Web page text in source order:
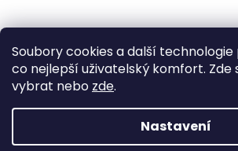
Soubory cookies a další
co nejlepší uživatelský komfort. Zde
vybrat nebo zde.
Nastavení
air-cool
Vytvořil Shoptet